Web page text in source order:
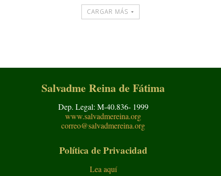
CARGAR MÁS
Salvadme Reina de Fátima
Dep. Legal: M-40.836- 1999
www.salvadmereina.org
correo@salvadmereina.org
Política de Privacidad
Lea aquí